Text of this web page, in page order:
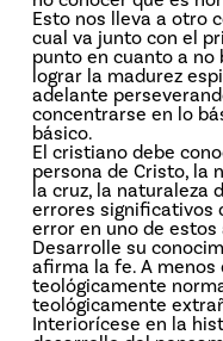
Esto nos lleva a otro
cual va junto con el
punto en cuanto a no
lograr la madurez
adelante
concentrarse en lo
básico.
El cristiano debe
persona de Cristo, la
la cruz, la naturaleza
errores significativos
error en uno de estos
Desarrolle su
afirma la fe. A menos
teológicamente
teológicamente
Interiorícese en la